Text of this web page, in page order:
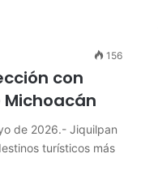
156
con
de 2026.- Jiquilpan
turísticos más